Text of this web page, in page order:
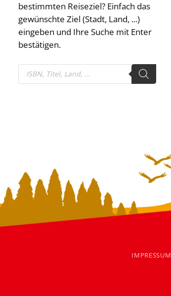
bestimmten Reiseziel? Einfach das
gewünschte Ziel (Stadt, Land, ...)
eingeben und Ihre Suche mit Enter
bestätigen.
Products
search
IMPRESSUM